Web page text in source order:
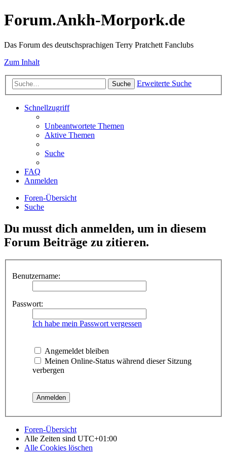
Forum.Ankh-Morpork.de
Das Forum des deutschsprachigen Terry Pratchett Fanclubs
Zum Inhalt
Suche Erweiterte Suche
Schnellzugriff
Unbeantwortete Themen
Aktive Themen
Suche
FAQ
Anmelden
Foren-Übersicht
Suche
Du musst dich anmelden, um in diesem
Forum Beiträge zu zitieren.
Benutzername:
Passwort:
Ich habe mein Passwort vergessen
Angemeldet bleiben
Meinen Online-Status während dieser Sitzung
verbergen
Foren-Übersicht
Alle Zeiten sind UTC+01:00
Alle Cookies löschen